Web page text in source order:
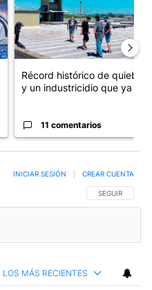
Récord histórico de quiebras
y un industricidio que ya ...
sistema de hospitales